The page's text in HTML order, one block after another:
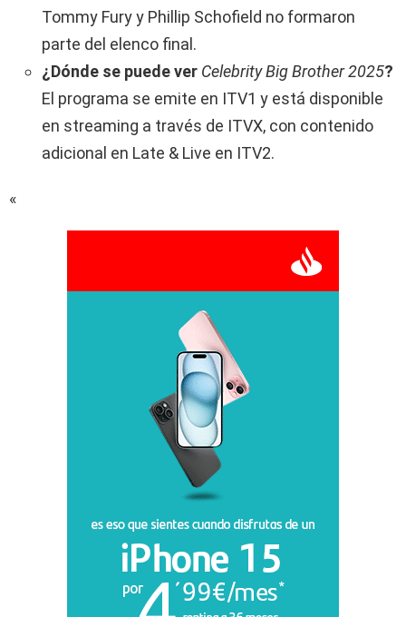
Tommy Fury y Phillip Schofield no formaron
parte del elenco final.
¿Dónde se puede ver Celebrity Big Brother 2025?
El programa se emite en ITV1 y está disponible
en streaming a través de ITVX, con contenido
adicional en Late & Live en ITV2.
«